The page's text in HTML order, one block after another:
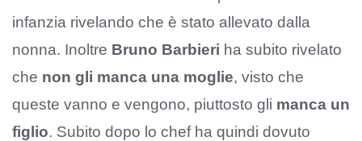
infanzia rivelando che è stato allevato dalla
nonna. Inoltre Bruno Barbieri ha subito rivelato
che non gli manca una moglie, visto che
queste vanno e vengono, piuttosto gli manca un
figlio. Subito dopo lo chef ha quindi dovuto